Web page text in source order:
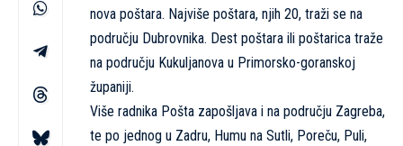
nova poštara. Najviše poštara, njih 20, traži se na
području Dubrovnika. Dest poštara ili poštarica traže
na području Kukuljanova u Primorsko-goranskoj
županiji.
Više radnika Pošta zapošljava i na području Zagreba,
te po jednog u Zadru, Humu na Sutli, Poreču, Puli,